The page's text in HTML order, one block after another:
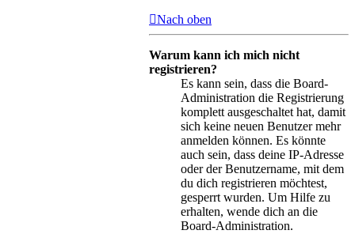
Nach oben
Warum kann ich mich nicht
registrieren?
Es kann sein, dass die Board-
Administration die Registrierung
komplett ausgeschaltet hat, damit
sich keine neuen Benutzer mehr
anmelden können. Es könnte
auch sein, dass deine IP-Adresse
oder der Benutzername, mit dem
du dich registrieren möchtest,
gesperrt wurden. Um Hilfe zu
erhalten, wende dich an die
Board-Administration.